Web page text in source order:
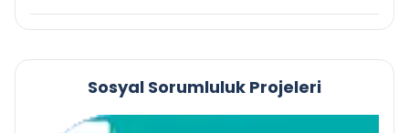
Sosyal Sorumluluk Projeleri